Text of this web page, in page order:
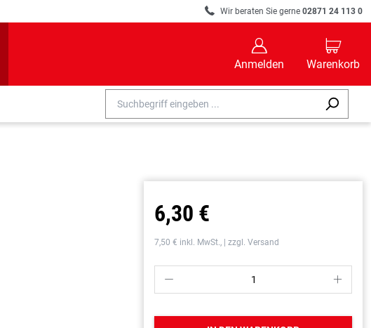
R Wir beraten Sie gerne 02871 24 113 0
B
Anmelden
C
Warenkorb
6,30 €
7,50 € inkl. MwSt., | zzgl. Versand
P S